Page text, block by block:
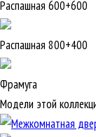
Распашная 600+600
Распашная 800+400
Фрамуга
Модели этой